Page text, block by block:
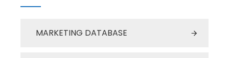
MARKETING DATABASE